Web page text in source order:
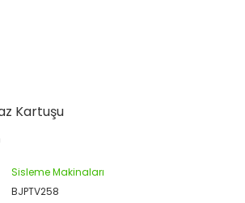
Kartuşu
Sisleme Makinaları
BJPTV258